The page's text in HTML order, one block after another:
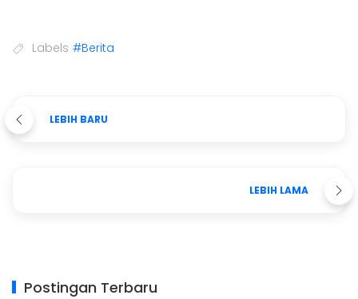
Labels #Berita
LEBIH BARU
LEBIH LAMA
Postingan Terbaru